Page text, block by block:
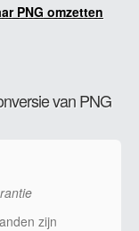
PNG omzetten
van PNG
zijn